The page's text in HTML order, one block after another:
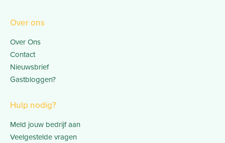
Over ons
Over Ons
Contact
Nieuwsbrief
Gastbloggen?
Hulp nodig?
Meld jouw bedrijf aan
Veelgestelde vragen